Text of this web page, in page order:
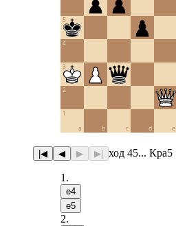
a b c d e
1
2
3
4
5
|◀ ◀ ▶ ▶| ход 45... Крa5
1 .
e4
e5
2.